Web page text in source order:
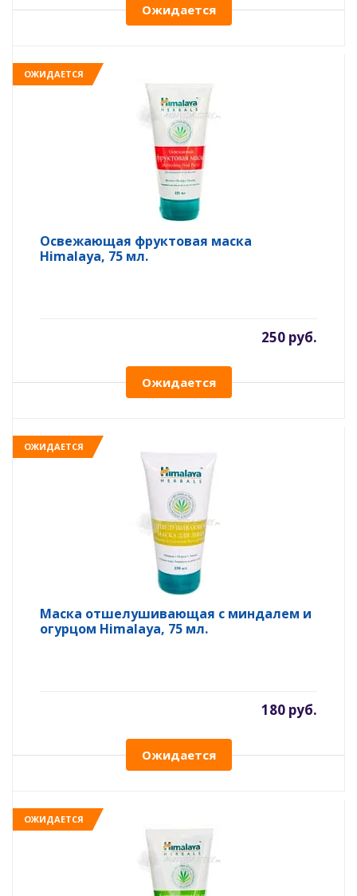
Ожидается
ОЖИДАЕТСЯ
Освежающая фруктовая маска
Himalaya, 75 мл.
250 руб.
Ожидается
ОЖИДАЕТСЯ
Маска отшелушивающая с миндалем и
огурцом Himalaya, 75 мл.
180 руб.
Ожидается
ОЖИДАЕТСЯ